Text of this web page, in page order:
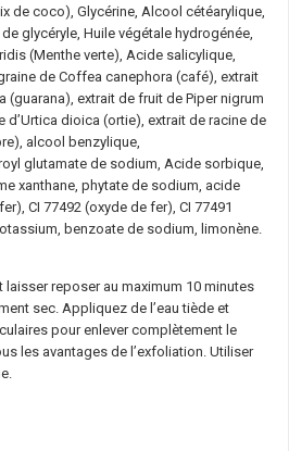
de coco), Glycérine, Alcool cétéarylique,
glycéryle, Huile végétale hydrogénée,
(Menthe verte), Acide salicylique,
de Coffea canephora (café), extrait
(guarana), extrait de fruit de Piper nigrum
d’Urtica dioica (ortie), extrait de racine de
alcool benzylique,
glutamate de sodium, Acide sorbique,
xanthane, phytate de sodium, acide
CI 77492 (oxyde de fer), CI 77491
benzoate de sodium, limonène.
reposer au maximum 10 minutes
sec. Appliquez de l’eau tiède et
pour enlever complètement le
les avantages de l’exfoliation. Utiliser